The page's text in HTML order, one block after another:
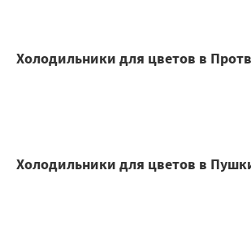
Холодильники для цветов в
Холодильники для цветов в